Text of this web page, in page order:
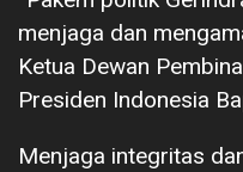
menjaga dan
Ketua Dewan
Presiden Indonesia
Menjaga integritas